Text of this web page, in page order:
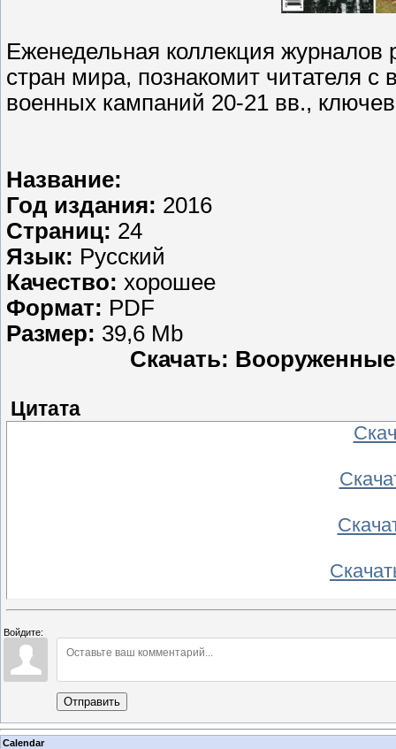
Еженедельная коллекция журналов
стран мира, познакомит читателя с
военных кампаний 20-21 вв.,
Название:
Год издания: 2016
Страниц: 24
Язык: Русский
Качество: хорошее
Формат: PDF
Размер: 39,6 Mb
Скачать:
Цитата
Войдите:
Отправить
Calendar